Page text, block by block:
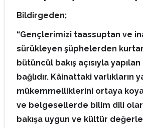
Bildirgeden;
“Gençlerimizi taassuptan ve
sürükleyen şüphelerden
bütüncül bakış açısıyla
bağlıdır. Kâinattaki varlıkların
mükemmelliklerini ortaya
ve belgesellerde bilim dili
bakışa uygun ve kültür